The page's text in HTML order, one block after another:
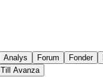
Analys Forum Fonder
Till Avanza